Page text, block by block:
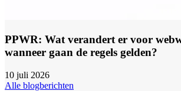
PPWR: Wat verandert er voor
wanneer gaan de regels gelden?
10 juli 2026
Alle blogberichten